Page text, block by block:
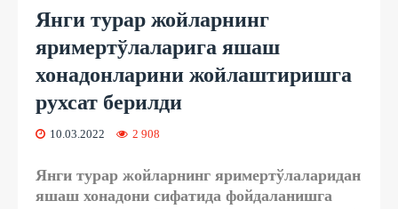
Янги турар жойларнинг
яримертўлаларига яшаш
хонадонларини жойлаштиришга
рухсат берилди
10.03.2022 2 908
Янги турар жойларнинг яримертўлаларидан
яшаш хонадони сифатида фойдаланишга